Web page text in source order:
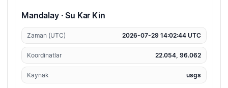
Mandalay · Su Kar Kin
Zaman (UTC) 2026-07-29 14:02:44 UTC
Koordinatlar 22.054, 96.062
Kaynak usgs